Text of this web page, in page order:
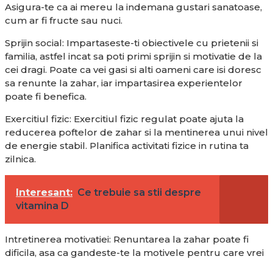
Asigura-te ca ai mereu la indemana gustari sanatoase,
cum ar fi fructe sau nuci.
Sprijin social: Impartaseste-ti obiectivele cu prietenii si
familia, astfel incat sa poti primi sprijin si motivatie de la
cei dragi. Poate ca vei gasi si alti oameni care isi doresc
sa renunte la zahar, iar impartasirea experientelor
poate fi benefica.
Exercitiul fizic: Exercitiul fizic regulat poate ajuta la
reducerea poftelor de zahar si la mentinerea unui nivel
de energie stabil. Planifica activitati fizice in rutina ta
zilnica.
Interesant: Ce trebuie sa stii despre
vitamina D
Intretinerea motivatiei: Renuntarea la zahar poate fi
dificila, asa ca gandeste-te la motivele pentru care vrei